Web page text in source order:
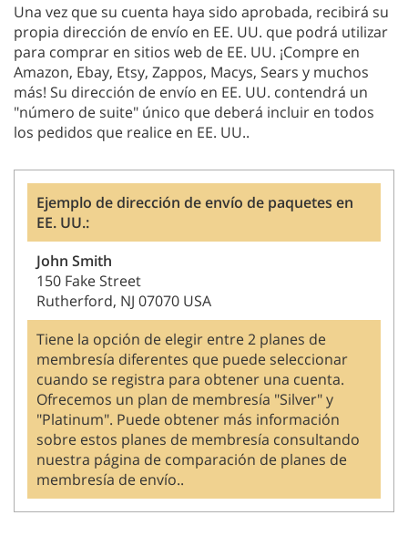
Una vez que su cuenta haya sido aprobada, recibirá su
propia dirección de envío en EE. UU. que podrá utilizar
para comprar en sitios web de EE. UU. ¡Compre en
Amazon, Ebay, Etsy, Zappos, Macys, Sears y muchos
más! Su dirección de envío en EE. UU. contendrá un
"número de suite" único que deberá incluir en todos
los pedidos que realice en EE. UU..
Ejemplo de dirección de envío de paquetes en
EE. UU.:
John Smith
150 Fake Street
Rutherford, NJ 07070 USA
Tiene la opción de elegir entre 2 planes de
membresía diferentes que puede seleccionar
cuando se registra para obtener una cuenta.
Ofrecemos un plan de membresía "Silver" y
"Platinum". Puede obtener más información
sobre estos planes de membresía consultando
nuestra página de comparación de planes de
membresía de envío..